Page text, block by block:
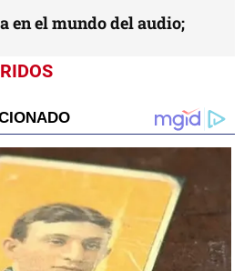
en el mundo del audio;